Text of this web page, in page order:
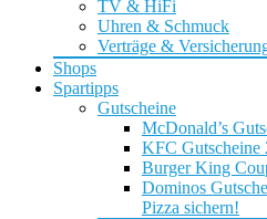
TV & HiFi
Uhren & Schmuck
Verträge &
Shops
Spartipps
Gutscheine
McDonald’s
KFC Gutscheine
Burger King
Dominos
Pizza sichern!